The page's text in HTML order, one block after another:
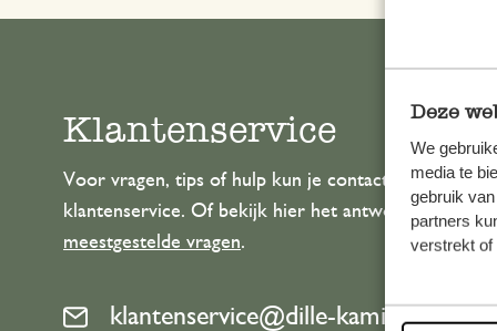
Deze
We
media te
gebruik
partners
verstrekt of
Klantenservice
Voor vragen, tips of hulp kun je contact opnemen
klantenservice. Of bekijk hier het antwoord op de
meestgestelde vragen.
klantenservice@dille-kamille.com